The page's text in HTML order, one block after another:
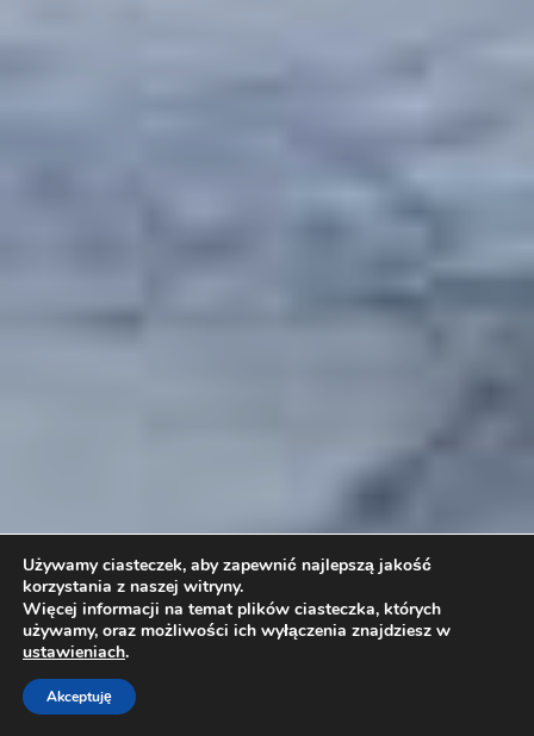
Używamy ciasteczek, aby zapewnić najlepszą jakość
korzystania z naszej witryny.
Więcej informacji na temat plików ciasteczka, których
używamy, oraz możliwości ich wyłączenia znajdziesz w
ustawieniach.
Akceptuję